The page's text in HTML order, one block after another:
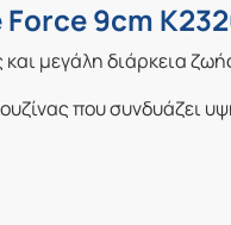
9cm
μεγάλη διάρκεια
που συνδυάζει